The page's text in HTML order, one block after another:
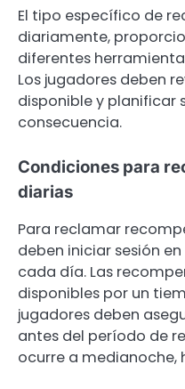
El tipo específico de
diariamente,
diferentes
Los jugadores deben
disponible y planificar
consecuencia.
Condiciones para
diarias
Para reclamar
deben iniciar sesión
cada día. Las
disponibles por un
jugadores deben
antes del período de
ocurre a medianoche,